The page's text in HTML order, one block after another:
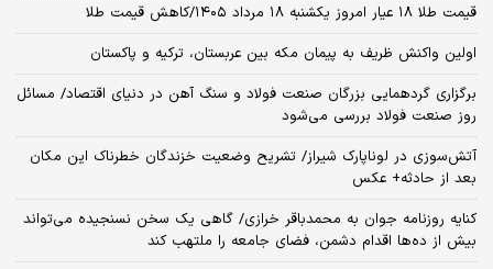
قیمت طلا ۱۸ عیار امروز یکشنبه ۱۸ مرداد ۱۴۰۵/کاهش قیمت طلا
اولین واکنش ظریف به پیمان مکه بین عربستان، ترکیه و پاکستان
برگزاری گردهمایی بزرگان صنعت فولاد و سنگ آهن در دنیای اقتصاد/ مسائل
روز صنعت فولاد بررسی می‌شود
آتش‌سوزی در لوناپارک شیراز/ تشریح وضعیت خزندگان خطرناک این مکان
بعد از حادثه+ عکس
کنایه روزنامه جوان به محمدباقر خرازی/ گاهی یک سخن نسنجیده می‌تواند
بیش از ده‌ها اقدام دشمن، فضای جامعه را ملتهب کند